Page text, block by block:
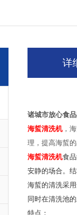
详
诸城市放心食
海蜇清洗机，
理，提高海蜇
海蜇清洗机食
安静的场合。
海蜇的清洗采
同时在清洗池
特点：